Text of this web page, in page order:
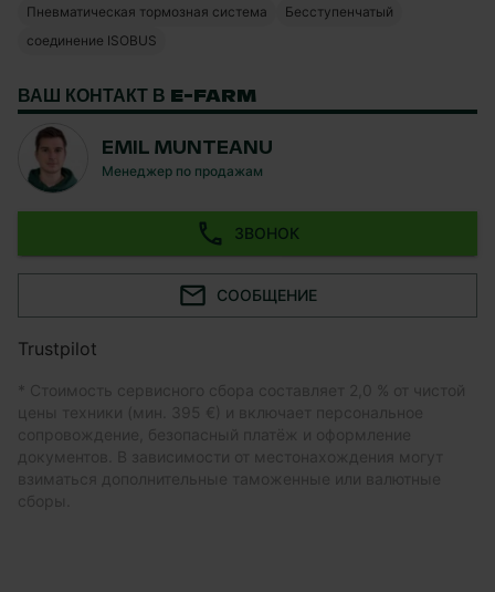
Пневматическая тормозная система
Бесступенчатый
соединение ISOBUS
ВАШ КОНТАКТ В E-FARM
EMIL MUNTEANU
Менеджер по продажам
ЗВОНОК
СООБЩЕНИЕ
Trustpilot
* Стоимость сервисного сбора составляет 2,0 % от чистой
цены техники (мин. 395 €) и включает персональное
сопровождение, безопасный платёж и оформление
документов. В зависимости от местонахождения могут
взиматься дополнительные таможенные или валютные
сборы.